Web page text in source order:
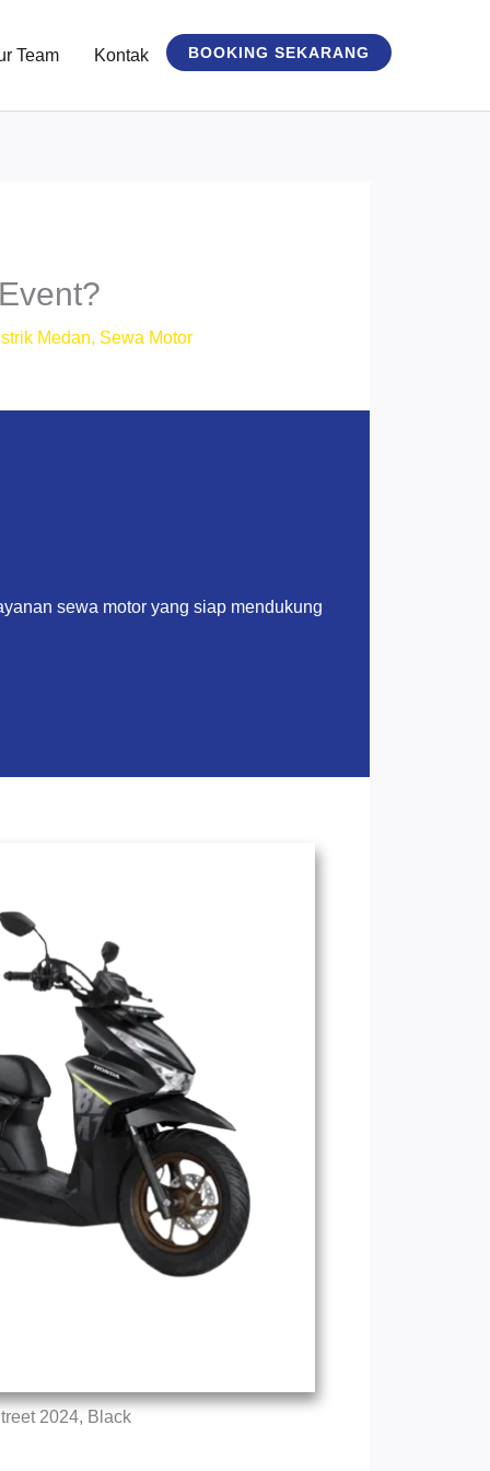
Team Kontak BOOKING SEKARANG
Medan, Sewa Motor
sewa motor yang siap mendukung
2024, Black